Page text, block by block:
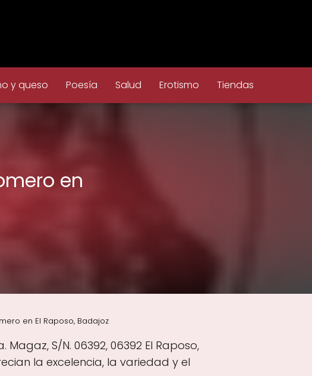
y queso Poesía Salud Erotismo Tiendas
en
en El Raposo, Badajoz
S/N. 06392, 06392 El Raposo,
la excelencia, la variedad y el